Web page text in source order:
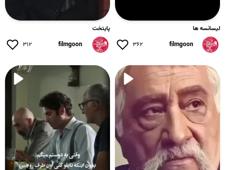
بازیگران:
#حمیدرضا_آذرنگ #سیروس_میمنت
#کاظم_نوربخش
#ماشاالله_وروایی
#سعید_آقاخانی#فیلم_سریال_ایرانی
#ژانر_کمدی_اجتماعی#نون_خ
لیسانسه ها
filmgoon
۳۶۲
پایتخت
filmgoon
۳۱۲